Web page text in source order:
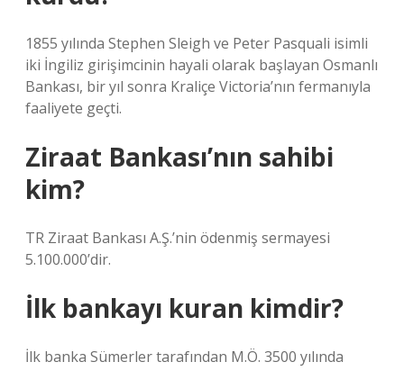
1855 yılında Stephen Sleigh ve Peter Pasquali isimli
iki İngiliz girişimcinin hayali olarak başlayan Osmanlı
Bankası, bir yıl sonra Kraliçe Victoria’nın fermanıyla
faaliyete geçti.
Ziraat Bankası’nın sahibi
kim?
TR Ziraat Bankası A.Ş.’nin ödenmiş sermayesi
5.100.000’dir.
İlk bankayı kuran kimdir?
İlk banka Sümerler tarafından M.Ö. 3500 yılında